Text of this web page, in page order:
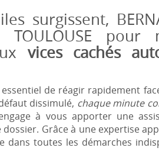
surgissent,
pour
vices cachés
de réagir rapidement
dissimulé, chaque minute
à vous apporter une
Grâce à une expertise
toutes les démarches